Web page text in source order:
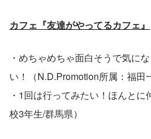
カフェ『友達がやってるカフェ』
・めちゃめちゃ面白そうで気に
い！（N.D.Promotion所属：福田
・1回は行ってみたい！ほんと
校3年生/群馬県）